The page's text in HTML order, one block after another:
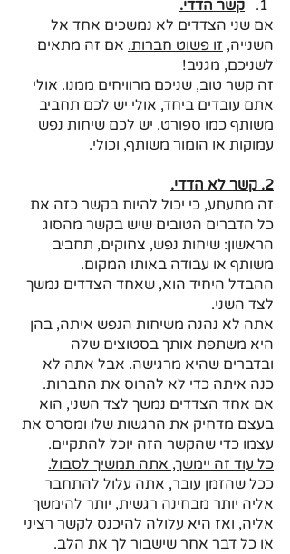
קשר הדדי.
אם שני הצדדים לא נמשכים אחד אל
השנייה, זו פשוט חברות. אם זה מתאים
לשניכם, מגניב!
זה קשר טוב, שניכם מרוויחים ממנו. אולי
אתם עובדים ביחד, אולי יש לכם תחביב
משותף כמו ספורט. יש לכם שיחות נפש
עמוקות או הומור משותף, וכולי.
2. קשר לא הדדי.
זה מתעתע, כי יכול להיות בקשר כזה את
כל הדברים הטובים שיש בקשר מהסוג
הראשון: שיחות נפש, צחוקים, תחביב
משותף או עבודה באותו המקום.
ההבדל היחיד הוא, שאחד הצדדים נמשך
לצד השני.
אתה לא נהנה משיחות הנפש איתה, בהן
היא משתפת אותך בסטוצים שלה
ובדברים שהיא מרגישה. אבל אתה לא
כנה איתה כדי לא להרוס את החברות.
אם אחד הצדדים נמשך לצד השני, הוא
בעצם מדחיק את הרגשות שלו ומסרס את
עצמו כדי שהקשר הזה יוכל להתקיים.
כל עוד זה יימשך, אתה תמשיך לסבול.
ככל שהזמן עובר, אתה עלול להתחבר
אליה יותר מבחינה רגשית, יותר להימשך
אליה, ואז היא עלולה להיכנס לקשר רציני
או כל דבר אחר שישבור לך את הלב.